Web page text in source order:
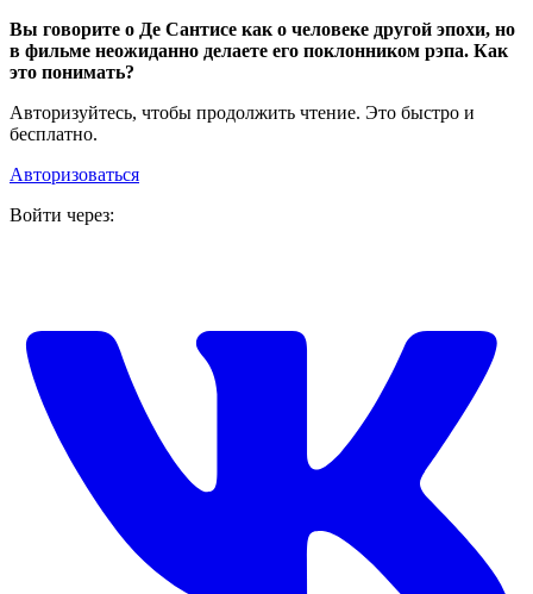
Вы говорите о Де Сантисе как о человеке другой эпохи, но
в фильме неожиданно делаете его поклонником рэпа. Как
это понимать?
Авторизуйтесь, чтобы продолжить чтение. Это быстро и
бесплатно.
Авторизоваться
Войти через: